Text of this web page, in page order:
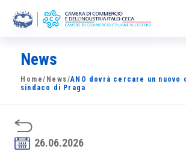
La Camera
News
Sviluppo Mercato
News
Home/ News/ANO dovrà cercare un nuovo
sindaco di Praga
26.06.2026